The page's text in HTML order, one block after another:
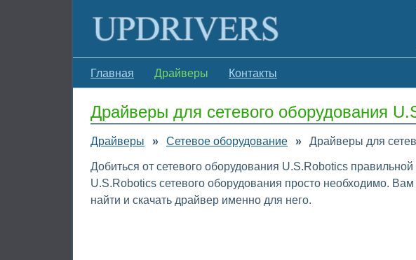
Главная Драйверы Контакты
Драйверы для сетевого оборудования
Драйверы » Сетевое оборудование » Драйверы для
Добиться от сетевого оборудования U.S.Robotics
U.S.Robotics сетевого оборудования просто необходимо.
найти и скачать драйвер именно для него.